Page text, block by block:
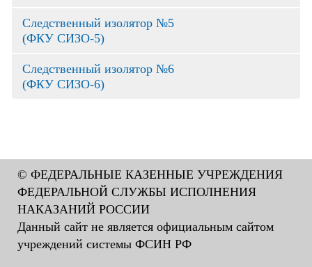
Следственный изолятор №5
(ФКУ СИЗО-5)
Следственный изолятор №6
(ФКУ СИЗО-6)
© ФЕДЕРАЛЬНЫЕ КАЗЕННЫЕ УЧРЕЖДЕНИЯ
ФЕДЕРАЛЬНОЙ СЛУЖБЫ ИСПОЛНЕНИЯ
НАКАЗАНИЙ РОССИИ
Данный сайт не является официальным сайтом
учреждений системы ФСИН РФ